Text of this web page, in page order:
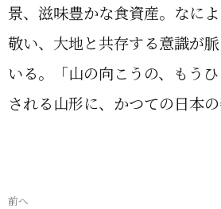
景、滋味豊かな食資産。なに
敬い、大地と共存する意識が
いる。「山の向こうの、もう
される山形に、かつての日本の
前へ